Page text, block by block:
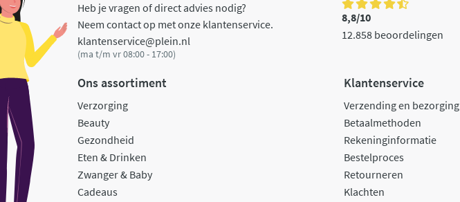
Heb je vragen of direct advies nodig?
Neem contact op met onze klantenservice.
klantenservice@plein.nl
(ma t/m vr 08:00 - 17:00)
8,8/10
12.858 beoordelingen
Ons assortiment
Verzorging
Beauty
Gezondheid
Eten & Drinken
Zwanger & Baby
Cadeaus
Klantenservice
Verzending en bezorging
Betaalmethoden
Rekeninginformatie
Bestelproces
Retourneren
Klachten